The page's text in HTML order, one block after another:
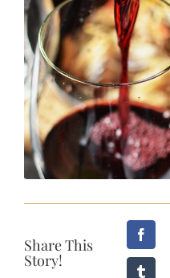
Share This
Story!